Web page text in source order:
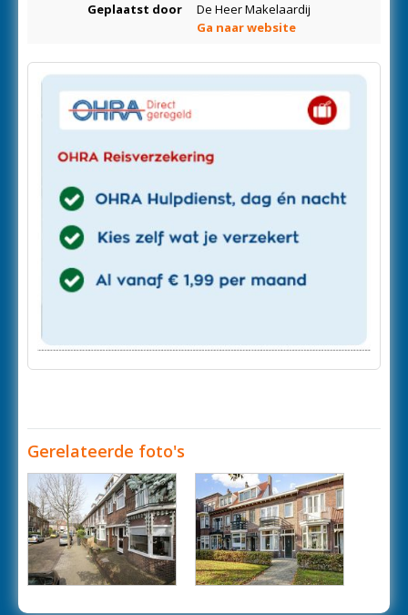
Geplaatst door
De Heer Makelaardij
Ga naar website
Gerelateerde foto's